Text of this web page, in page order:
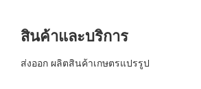
สินค้าและบริการ
ส่งออก ผลิตสินค้าเกษตรแปรรูป